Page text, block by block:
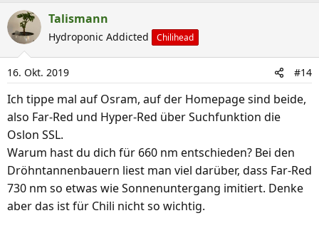
Talismann
Hydroponic Addicted Chilihead
16. Okt. 2019 #14
Ich tippe mal auf Osram, auf der Homepage sind beide,
also Far-Red und Hyper-Red über Suchfunktion die
Oslon SSL.
Warum hast du dich für 660 nm entschieden? Bei den
Dröhntannenbauern liest man viel darüber, dass Far-Red
730 nm so etwas wie Sonnenuntergang imitiert. Denke
aber das ist für Chili nicht so wichtig.